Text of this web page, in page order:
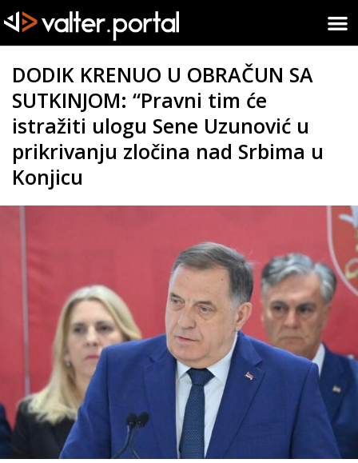
DODIK KRENUO U OBRAČUN SA
SUTKINJOM: “Pravni tim će
istražiti ulogu Sene Uzunović u
prikrivanju zločina nad Srbima u
Konjicu